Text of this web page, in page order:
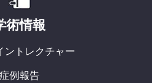
術情報
ントレクチャー
症例報告